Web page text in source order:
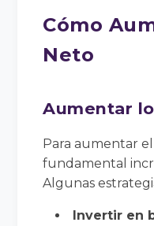
Cómo
Neto
Aumentar
Para aumentar
fundamental
Algunas
Invertir en